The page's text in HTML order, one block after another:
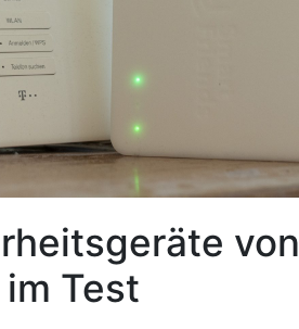
von
Test